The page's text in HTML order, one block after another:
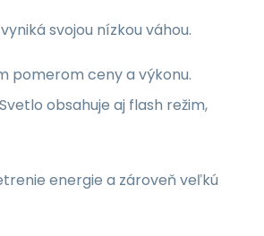
svojou nízkou váhou.
pomerom ceny a výkonu.
obsahuje aj flash režim,
energie a zároveň veľkú